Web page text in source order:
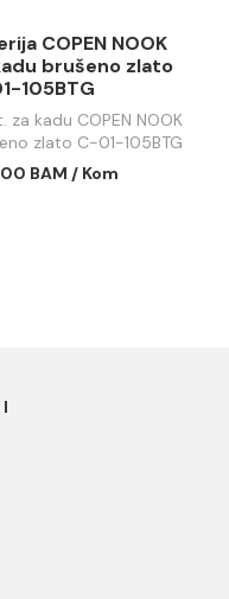
COPEN NOOK
brušeno zlato
105BTG
za kadu COPEN NOOK
zlato C-01-105BTG
BAM / Kom